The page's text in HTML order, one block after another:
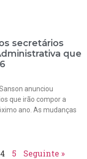
secretários
que
anunciou
que irão compor a
ano. As mudanças
4 5 Seguinte »